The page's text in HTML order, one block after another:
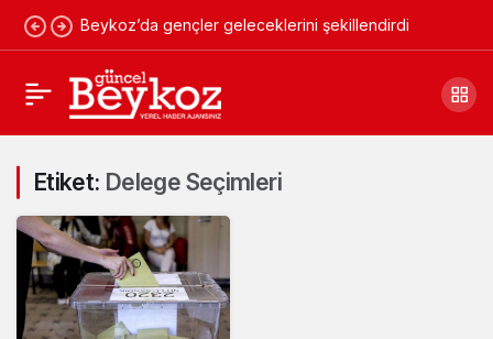
Beykoz’da gençler geleceklerini şekillendirdi
Etiket: Delege Seçimleri